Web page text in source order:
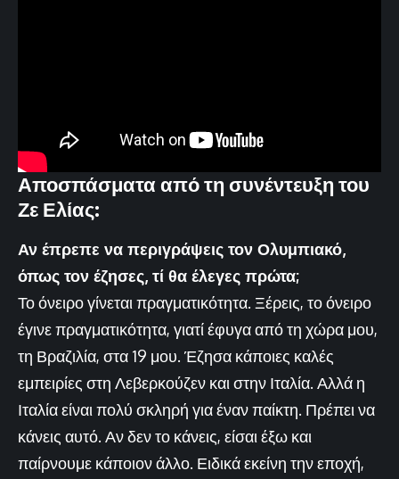
Αποσπάσματα από τη συνέντευξη του
Ζε Ελίας:
Αν έπρεπε να περιγράψεις τον Ολυμπιακό,
όπως τον έζησες, τί θα έλεγες πρώτα;
Το όνειρο γίνεται πραγματικότητα. Ξέρεις, το όνειρο
έγινε πραγματικότητα, γιατί έφυγα από τη χώρα μου,
τη Βραζιλία, στα 19 μου. Έζησα κάποιες καλές
εμπειρίες στη Λεβερκούζεν και στην Ιταλία. Αλλά η
Ιταλία είναι πολύ σκληρή για έναν παίκτη. Πρέπει να
κάνεις αυτό. Αν δεν το κάνεις, είσαι έξω και
παίρνουμε κάποιον άλλο. Ειδικά εκείνη την εποχή,